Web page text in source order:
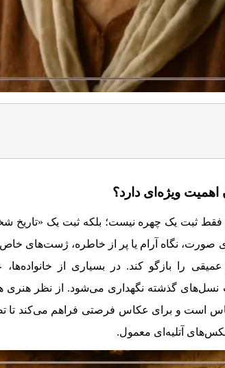
ویژه‌ای دارد؟
فقط ثبت یک چهره نیست؛ بلکه ثبت یک «تاریخ
صورت، نگاه آرام یا پر از خاطره، ژست‌های
عمیقی را بازگو کند. در بسیاری از
نسل‌های گذشته نگهداری می‌شود. از نظر هنری
است و برای عکاس فرصتی فراهم می‌کند تا
آتلیه‌ای معمول.